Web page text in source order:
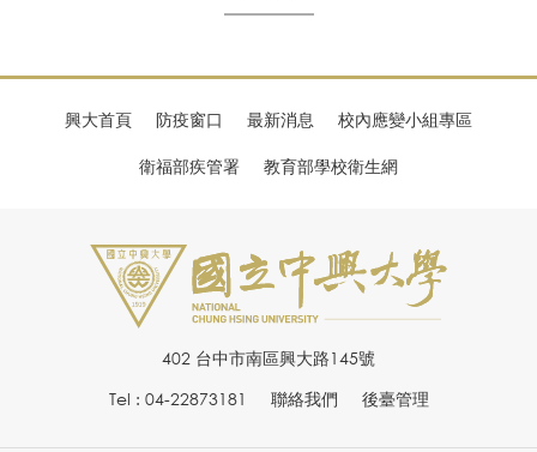
興大首頁 防疫窗口 最新消息 校內應變小組專區
衛福部疾管署 教育部學校衛生網
402 台中市南區興大路145號
Tel : 04-22873181
聯絡我們 後臺管理